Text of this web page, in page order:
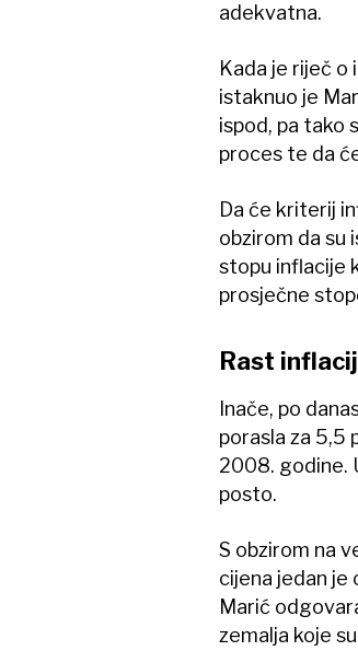
adekvatna.
Kada je riječ o
istaknuo je
ispod, pa tako
proces te da
Da će kriterij
obzirom da su
stopu inflacije
prosječne
Rast
Inače, po
porasla za 5,5
2008. godine.
posto.
S obzirom na
cijena jedan je
Marić
zemalja koje